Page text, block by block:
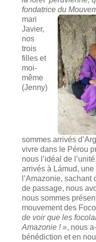
fondatrice du
mari
Javier,
nos
trois
filles et
moi-
même
(Jenny)
sommes arrivés
vivre dans le Pérou
nous l’idéal de
arrivés à Lámud,
l’Amazonie,
de passage, nous
nous sommes
mouvement des
de voir que les
Amazonie ! », nous
bénédiction et en